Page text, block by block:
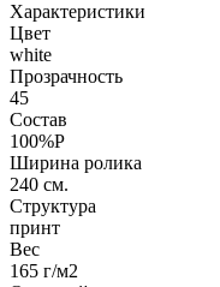
Характеристики
Цвет
white
Прозрачность
45
Состав
100%P
Ширина ролика
240 см.
Структура
принт
Вес
165 г/м2